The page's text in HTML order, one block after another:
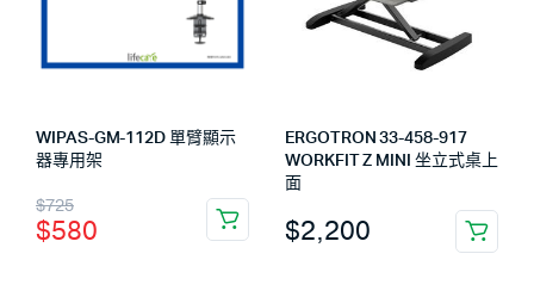
WIPAS-GM-112D 單臂顯示
器專用架
$725
$580
ERGOTRON 33-458-917
WORKFIT Z MINI 坐立式桌上
面
$2,200